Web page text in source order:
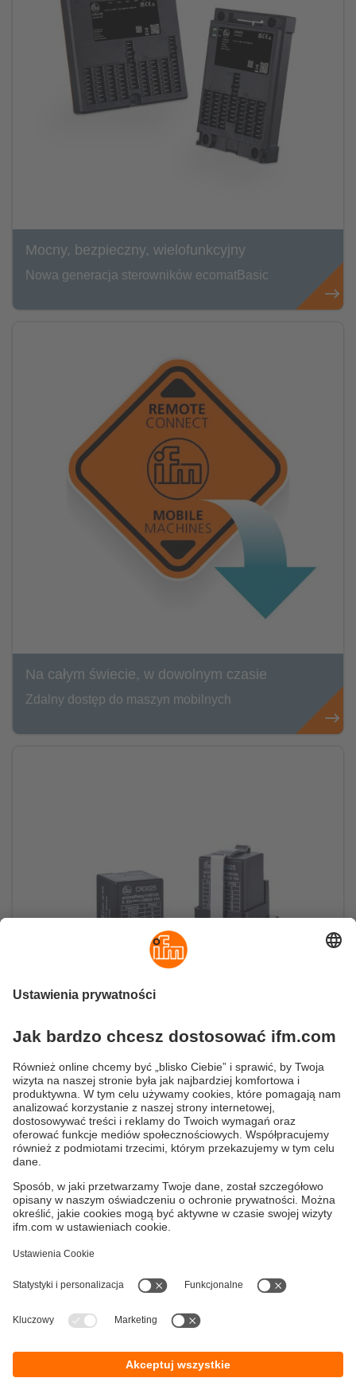
Mocny, bezpieczny, wielofunkcyjny
Nowa generacja sterowników ecomatBasic
Na całym świecie, w dowolnym czasie
Zdalny dostęp do maszyn mobilnych
Sterowanie silnikami przez CANopen
Wysokoprądowy przekaźnik CANopen do
zastosowań mobilnych
ifmformation - artykuły
Ogólne Warunki
Lokalizacje (EN)
Cookies
ifm electronic Sp. z o. o.